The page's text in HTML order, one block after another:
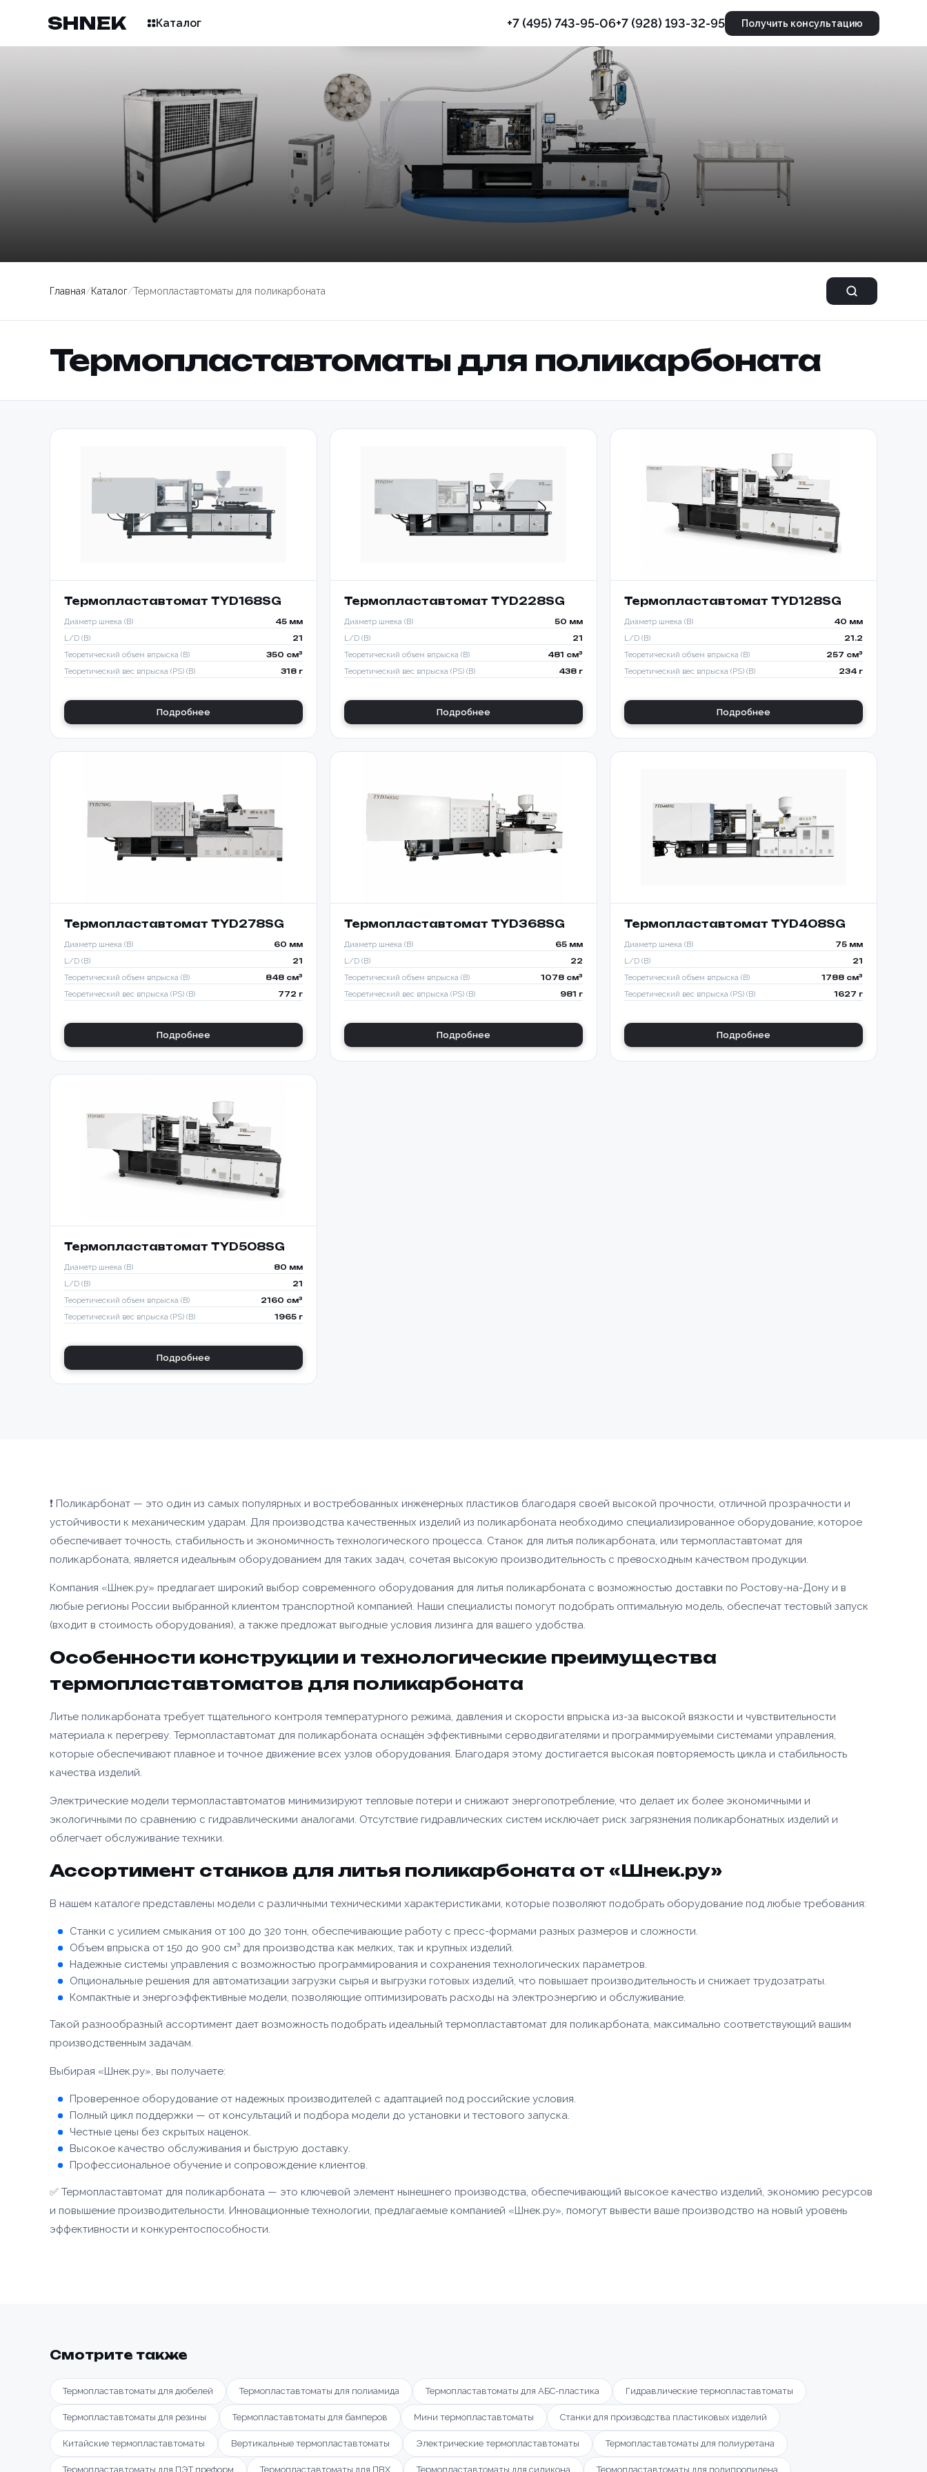
SHNEK Каталог +7 (495) 743-95-06+7 (928) 193-32-95 Получить консультацию
Чиллеры Вакуумные загрузчики Бункеры - сушилки
Главная/Каталог/Термопластавтоматы для поликарбоната
Термопластавтоматы для поликарбоната
Термопластавтомат TYD168SG
Диаметр шнека (B) 45 мм
L/D (B) 21
Теоретический объем впрыска (B) 350 см³
Теоретический вес впрыска (PS) (B) 318 г
Подробнее
Термопластавтомат TYD228SG
Диаметр шнека (B) 50 мм
L/D (B) 21
Теоретический объем впрыска (B) 481 см³
Теоретический вес впрыска (PS) (B) 438 г
Подробнее
Термопластавтомат TYD128SG
Диаметр шнека (B) 40 мм
L/D (B) 21.2
Теоретический объем впрыска (B) 257 см³
Теоретический вес впрыска (PS) (B) 234 г
Подробнее
Термопластавтомат TYD278SG
Диаметр шнека (B) 60 мм
L/D (B) 21
Теоретический объем впрыска (B) 848 см³
Теоретический вес впрыска (PS) (B) 772 г
Подробнее
Термопластавтомат TYD368SG
Диаметр шнека (B) 65 мм
L/D (B) 22
Теоретический объем впрыска (B) 1078 см³
Теоретический вес впрыска (PS) (B) 981 г
Подробнее
Термопластавтомат TYD408SG
Диаметр шнека (B) 75 мм
L/D (B) 21
Теоретический объем впрыска (B) 1788 см³
Теоретический вес впрыска (PS) (B) 1627 г
Подробнее
Термопластавтомат TYD508SG
Диаметр шнека (B) 80 мм
L/D (B) 21
Теоретический объем впрыска (B) 2160 см³
Теоретический вес впрыска (PS) (B) 1965 г
Подробнее
❗ Поликарбонат — это один из самых популярных и востребованных инженерных пластиков благодаря своей высокой прочности, отличной прозрачности и
устойчивости к механическим ударам. Для производства качественных изделий из поликарбоната необходимо специализированное оборудование, которое
обеспечивает точность, стабильность и экономичность технологического процесса. Станок для литья поликарбоната, или термопластавтомат для
поликарбоната, является идеальным оборудованием для таких задач, сочетая высокую производительность с превосходным качеством продукции.
Компания «Шнек.ру» предлагает широкий выбор современного оборудования для литья поликарбоната с возможностью доставки по Ростову-на-Дону и в
любые регионы России выбранной клиентом транспортной компанией. Наши специалисты помогут подобрать оптимальную модель, обеспечат тестовый запуск
(входит в стоимость оборудования), а также предложат выгодные условия лизинга для вашего удобства.
Особенности конструкции и технологические преимущества
термопластавтоматов для поликарбоната
Литье поликарбоната требует тщательного контроля температурного режима, давления и скорости впрыска из-за высокой вязкости и чувствительности
материала к перегреву. Термопластавтомат для поликарбоната оснащён эффективными серводвигателями и программируемыми системами управления,
которые обеспечивают плавное и точное движение всех узлов оборудования. Благодаря этому достигается высокая повторяемость цикла и стабильность
качества изделий.
Электрические модели термопластавтоматов минимизируют тепловые потери и снижают энергопотребление, что делает их более экономичными и
экологичными по сравнению с гидравлическими аналогами. Отсутствие гидравлических систем исключает риск загрязнения поликарбонатных изделий и
облегчает обслуживание техники.
Ассортимент станков для литья поликарбоната от «Шнек.ру»
В нашем каталоге представлены модели с различными техническими характеристиками, которые позволяют подобрать оборудование под любые требования:
Станки с усилием смыкания от 100 до 320 тонн, обеспечивающие работу с пресс-формами разных размеров и сложности.
Объем впрыска от 150 до 900 см³ для производства как мелких, так и крупных изделий.
Надежные системы управления с возможностью программирования и сохранения технологических параметров.
Опциональные решения для автоматизации загрузки сырья и выгрузки готовых изделий, что повышает производительность и снижает трудозатраты.
Компактные и энергоэффективные модели, позволяющие оптимизировать расходы на электроэнергию и обслуживание.
Такой разнообразный ассортимент дает возможность подобрать идеальный термопластавтомат для поликарбоната, максимально соответствующий вашим
производственным задачам.
Выбирая «Шнек.ру», вы получаете:
Проверенное оборудование от надежных производителей с адаптацией под российские условия.
Полный цикл поддержки — от консультаций и подбора модели до установки и тестового запуска.
Честные цены без скрытых наценок.
Высокое качество обслуживания и быструю доставку.
Профессиональное обучение и сопровождение клиентов.
✅ Термопластавтомат для поликарбоната — это ключевой элемент нынешнего производства, обеспечивающий высокое качество изделий, экономию ресурсов
и повышение производительности. Инновационные технологии, предлагаемые компанией «Шнек.ру», помогут вывести ваше производство на новый уровень
эффективности и конкурентоспособности.
Смотрите также
Термопластавтоматы для дюбелей Термопластавтоматы для полиамида Термопластавтоматы для АБС-пластика Гидравлические термопластавтоматы
Термопластавтоматы для резины Термопластавтоматы для бамперов Мини термопластавтоматы Станки для производства пластиковых изделий
Китайские термопластавтоматы Вертикальные термопластавтоматы Электрические термопластавтоматы Термопластавтоматы для полиуретана
Термопластавтоматы для ПЭТ преформ Термопластавтоматы для ПВХ Термопластавтоматы для силикона Термопластавтоматы для полипропилена
Способ оплаты
Согласен с условиями политики конфиденциальностииправилами обработки
Заказать
Телефон *
Сообщение
правилами обработки персональных данных
Отправить заявку
Телефон *
Сообщение
правилами обработки персональных данных
Отправить заявку
ОПТИМИЗАЦИЯ
УПАКОВКИ С
ПАЛЛЕТООБМОТЧИКОМ
YJPO-1650-K
Купить